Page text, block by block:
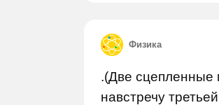
Физика
.(Две сцепленные
навстречу